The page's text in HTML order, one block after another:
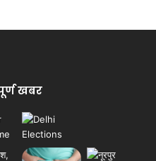
खबर